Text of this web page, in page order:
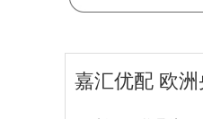
嘉汇优配 欧